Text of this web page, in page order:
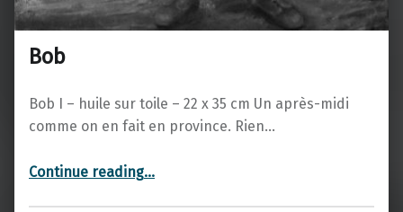
Bob
Bob I – huile sur toile – 22 x 35 cm Un après-midi
comme on en fait en province. Rien…
Continue reading…